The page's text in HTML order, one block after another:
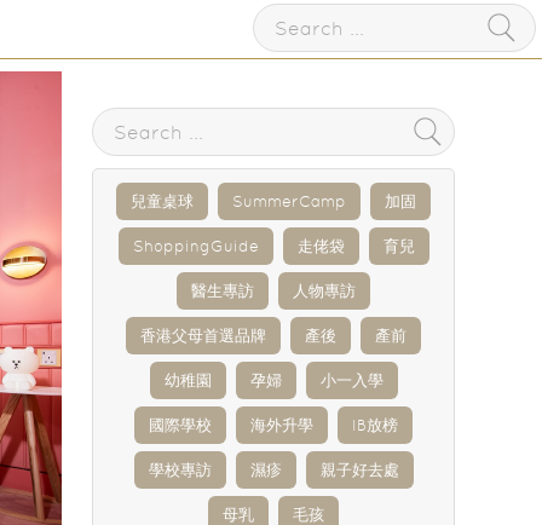
兒童桌球 SummerCamp 加固
ShoppingGuide 走佬袋 育兒
醫生專訪 人物專訪
香港父母首選品牌 產後 產前
幼稚園 孕婦 小一入學
國際學校 海外升學 IB放榜
學校專訪 濕疹 親子好去處
母乳 毛孩